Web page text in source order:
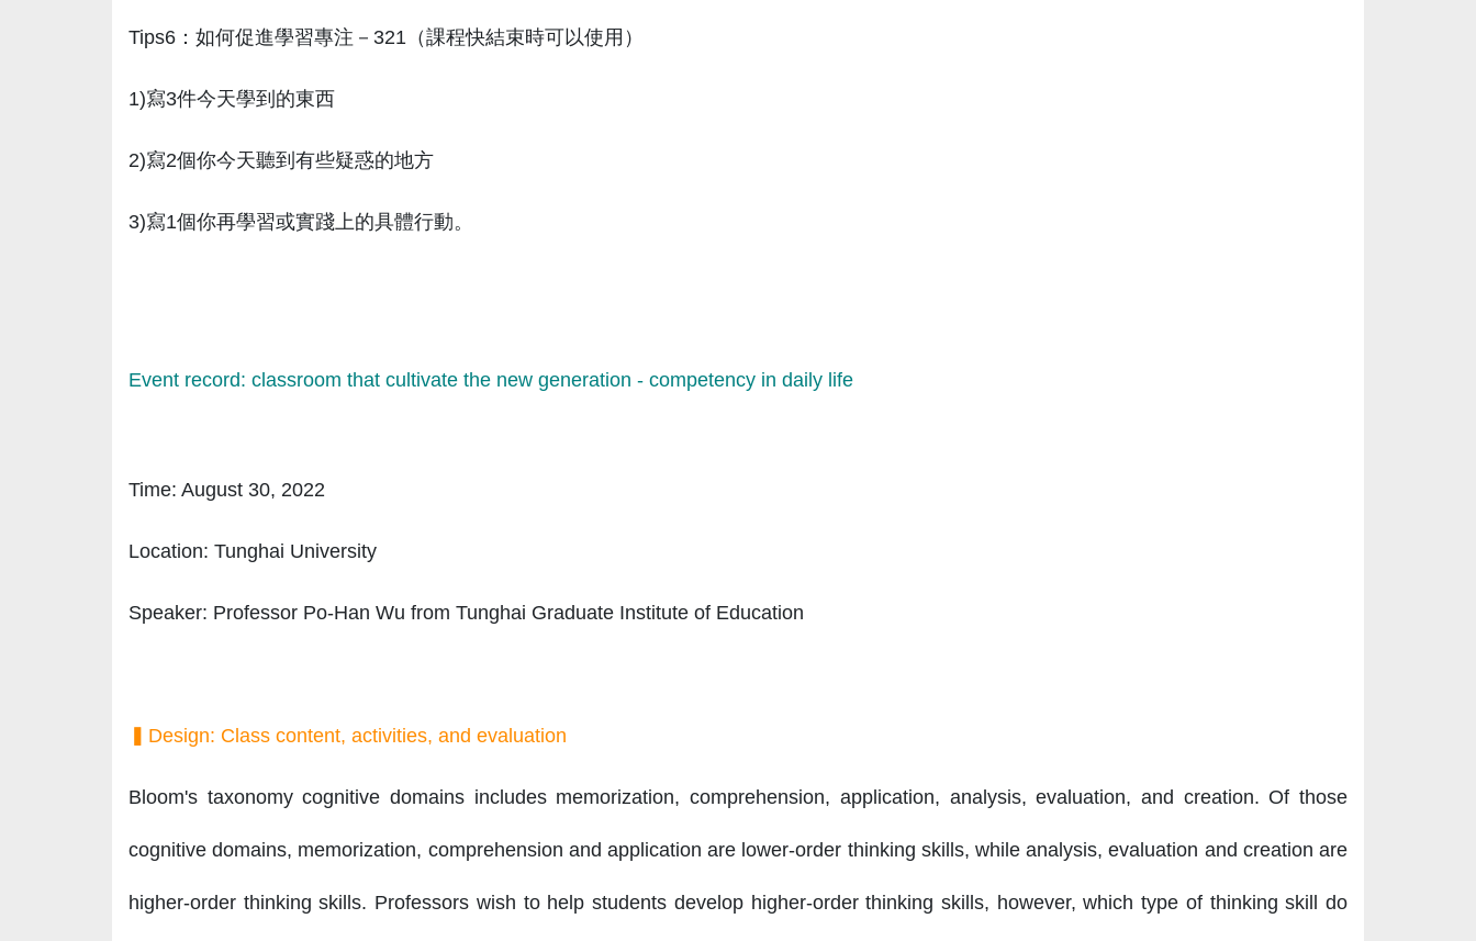
Tips6：如何促進學習專注－321（課程快結束時可以使用）
1)寫3件今天學到的東西
2)寫2個你今天聽到有些疑惑的地方
3)寫1個你再學習或實踐上的具體行動。
Event record: classroom that cultivate the new generation - competency in daily life
Time: August 30, 2022
Location: Tunghai University
Speaker: Professor Po-Han Wu from Tunghai Graduate Institute of Education
▍Design: Class content, activities, and evaluation
Bloom's taxonomy cognitive domains includes memorization, comprehension, application, analysis, evaluation, and creation. Of those
cognitive domains, memorization, comprehension and application are lower-order thinking skills, while analysis, evaluation and creation are
higher-order thinking skills. Professors wish to help students develop higher-order thinking skills, however, which type of thinking skill do